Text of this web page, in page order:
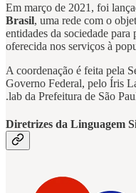
Em março de 2021, foi
Brasil, uma rede com o
entidades da sociedade
oferecida nos serviços à
A coordenação é feita pela
Governo Federal, pelo Íris
.lab da Prefeitura de São
Diretrizes da Linguagem